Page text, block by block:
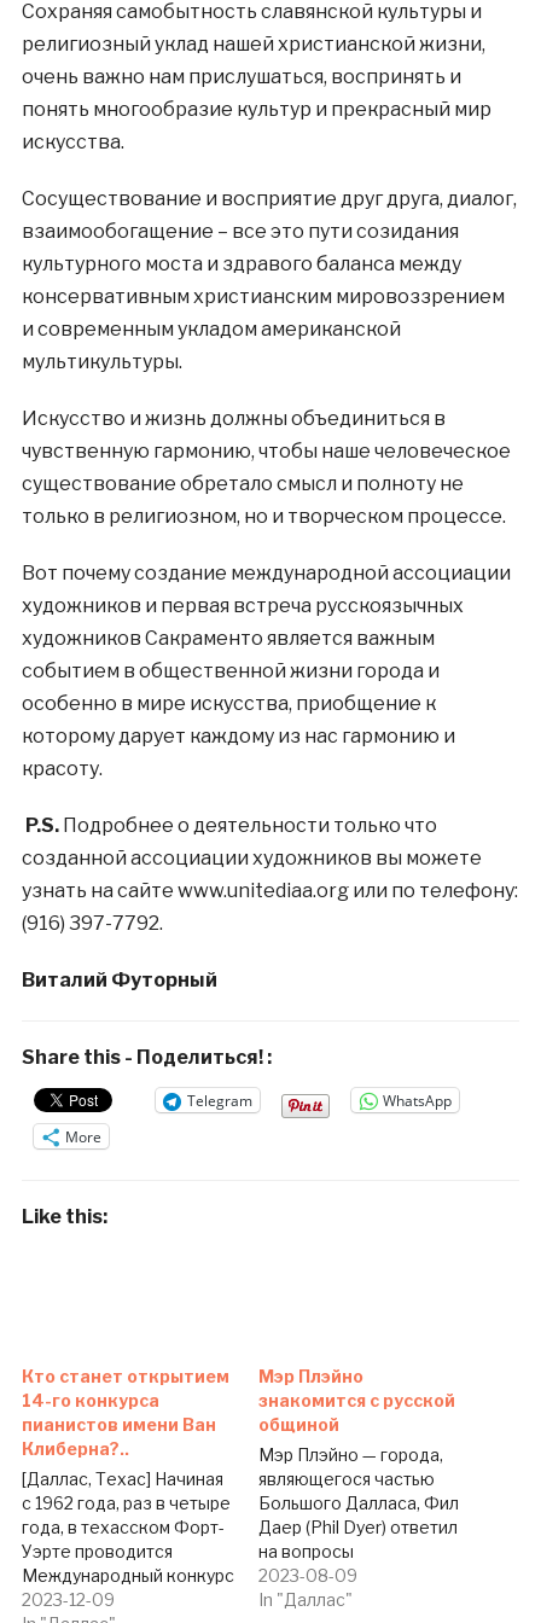
Сохраняя самобытность славянской культуры и
религиозный уклад нашей христианской жизни,
очень важно нам прислушаться, воспринять и
понять многообразие культур и прекрасный мир
искусства.
Сосуществование и восприятие друг друга, диалог,
взаимообогащение – все это пути созидания
культурного моста и здравого баланса между
консервативным христианским мировоззрением
и современным укладом американской
мультикультуры.
Искусство и жизнь должны объединиться в
чувственную гармонию, чтобы наше человеческое
существование обретало смысл и полноту не
только в религиозном, но и творческом процессе.
Вот почему создание международной ассоциации
художников и первая встреча русскоязычных
художников Сакраменто является важным
событием в общественной жизни города и
особенно в мире искусства, приобщение к
которому дарует каждому из нас гармонию и
красоту.
P.S. Подробнее о деятельности только что
созданной ассоциации художников вы можете
узнать на сайте www.unitediaa.org или по телефону:
(916) 397-7792.
Виталий Футорный
Share this - Поделиться! :
Telegram
WhatsApp
More
Like this:
Кто станет открытием
14-го конкурса
пианистов имени Ван
Клиберна?..
[Даллас, Техас] Начиная
с 1962 года, раз в четыре
года, в техасском Форт-
Уэрте проводится
Международный конкурс
пианистов имени Ван
2023-12-09
Мэр Плэйно
знакомится с русской
общиной
Мэр Плэйно — города,
являющегося частью
Большого Далласа, Фил
Даер (Phil Dyer) ответил
на вопросы
русскоязычного
населения Большого
2023-08-09
In "Даллас"